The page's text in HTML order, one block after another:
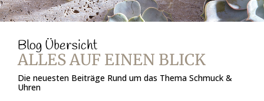
Blog Übersicht
ALLES AUF EINEN BLICK
Die neuesten Beiträge Rund um das Thema Schmuck &
Uhren